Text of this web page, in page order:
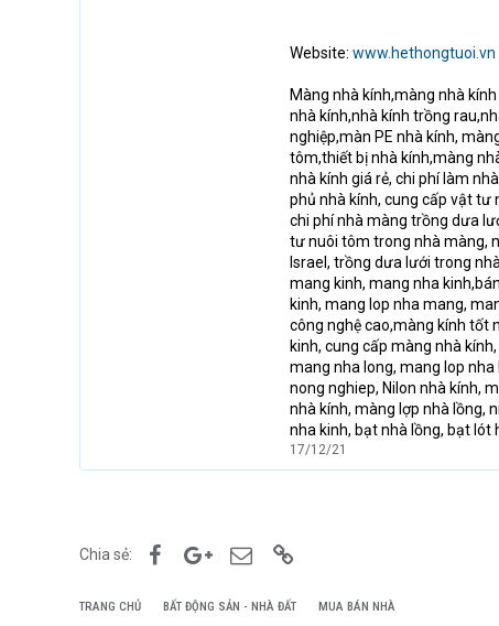
Website: www.hethongtuoi.vn
Màng nhà kính,màng nhà
nhà kính,nhà kính trồng
nghiệp,màn PE nhà kính,
tôm,thiết bị nhà kính,màng
nhà kính giá rẻ, chi phí làm
phủ nhà kính, cung cấp vật
chi phí nhà màng trồng dưa
tư nuôi tôm trong nhà màng,
Israel, trồng dưa lưới trong
mang kinh, mang nha
kinh, mang lop nha mang,
công nghệ cao,màng kính tốt
kinh, cung cấp màng nhà
mang nha long, mang lop
nong nghiep, Nilon nhà kính,
nhà kính, màng lợp nhà lồng,
nha kinh, bạt nhà lồng, bạt lót
17/12/21
Chia sẻ: FacebookGoogle+Email
TRANG CHỦ BẤT ĐỘNG SẢN - NHÀ ĐẤT MUA BÁN NHÀ